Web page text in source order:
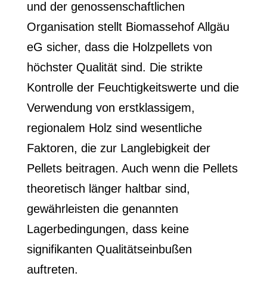
und der genossenschaftlichen
Organisation stellt Biomassehof Allgäu
eG sicher, dass die Holzpellets von
höchster Qualität sind. Die strikte
Kontrolle der Feuchtigkeitswerte und die
Verwendung von erstklassigem,
regionalem Holz sind wesentliche
Faktoren, die zur Langlebigkeit der
Pellets beitragen. Auch wenn die Pellets
theoretisch länger haltbar sind,
gewährleisten die genannten
Lagerbedingungen, dass keine
signifikanten Qualitätseinbußen
auftreten.